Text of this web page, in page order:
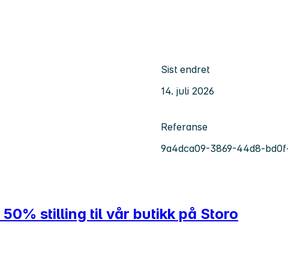
Sist endret
14. juli 2026
Referanse
9a4dca09-3869-44d8-
stilling til vår butikk på Storo